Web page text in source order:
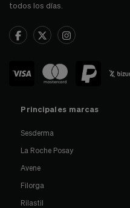
todos los días.
Principales marcas
Sesderma
La Roche Posay
Avene
Filorga
Rilastil